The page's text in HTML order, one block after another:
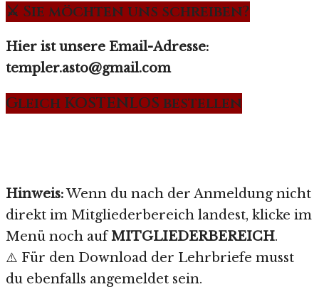
⚔️ Sie möchten uns schreiben?
Hier ist unsere Email-Adresse:
templer.asto@gmail.com
Gleich KOSTENLOS bestellen
Hinweis:Wenn du nach der Anmeldung nicht
direkt im Mitgliederbereich landest, klicke im
Menü noch aufMITGLIEDERBEREICH.
⚠️ Für den Download der Lehrbriefe musst
du ebenfalls angemeldet sein.